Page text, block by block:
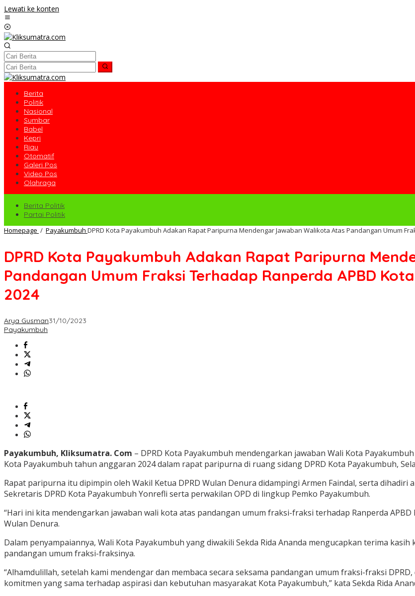
Lewati ke konten
Berita
Politik
Nasional
Sumbar
Babel
Kepri
Riau
Otomatif
Galeri Pos
Video Pos
Olahraga
Berita Politik
Partai Politik
Homepage / Payakumbuh DPRD Kota Payakumbuh Adakan Rapat Paripurna Mendengar Jawaban Walikota Atas Pandangan Umum
DPRD Kota Payakumbuh Adakan Rapat Paripurna
Pandangan Umum Fraksi Terhadap Ranperda APBD
2024
Arya Gusman31/10/2023
Payakumbuh
Payakumbuh, Kliksumatra. Com – DPRD Kota Payakumbuh mendengarkan jawaban Wali Kota
Kota Payakumbuh tahun anggaran 2024 dalam rapat paripurna di ruang sidang DPRD Kota Payakumbuh,
Rapat paripurna itu dipimpin oleh Wakil Ketua DPRD Wulan Denura didampingi Armen Faindal, serta dihadiri
Sekretaris DPRD Kota Payakumbuh Yonrefli serta perwakilan OPD di lingkup Pemko Payakumbuh.
“Hari ini kita mendengarkan jawaban wali kota atas pandangan umum fraksi-fraksi terhadap Ranperda
Wulan Denura.
Dalam penyampaiannya, Wali Kota Payakumbuh yang diwakili Sekda Rida Ananda mengucapkan terima
pandangan umum fraksi-fraksinya.
“Alhamdulillah, setelah kami mendengar dan membaca secara seksama pandangan umum fraksi-fraksi
komitmen yang sama terhadap aspirasi dan kebutuhan masyarakat Kota Payakumbuh,” kata Sekda Rida